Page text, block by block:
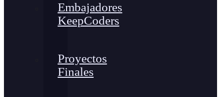
Embajadores
KeepCoders
Proyectos
Finales